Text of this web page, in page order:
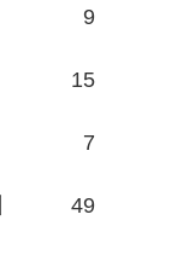
9
15
7
49